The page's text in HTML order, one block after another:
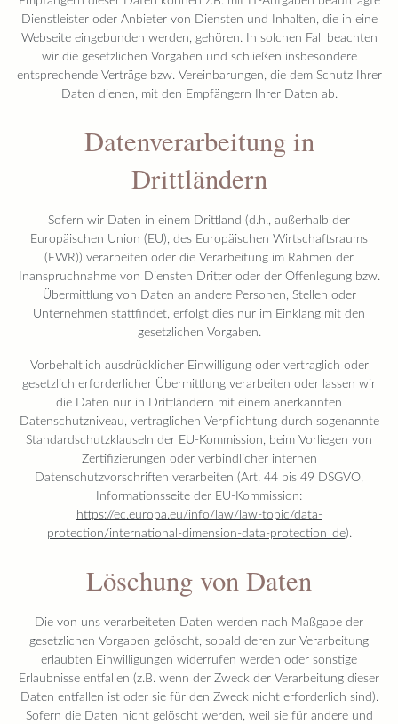
Dienstleister oder Anbieter von Diensten und Inhalten, die in eine
Webseite eingebunden werden, gehören. In solchen Fall beachten
wir die gesetzlichen Vorgaben und schließen insbesondere
entsprechende Verträge bzw. Vereinbarungen, die dem Schutz Ihrer
Daten dienen, mit den Empfängern Ihrer Daten ab.
Datenverarbeitung in
Drittländern
Sofern wir Daten in einem Drittland (d.h., außerhalb der
Europäischen Union (EU), des Europäischen Wirtschaftsraums
(EWR)) verarbeiten oder die Verarbeitung im Rahmen der
Inanspruchnahme von Diensten Dritter oder der Offenlegung bzw.
Übermittlung von Daten an andere Personen, Stellen oder
Unternehmen stattfindet, erfolgt dies nur im Einklang mit den
gesetzlichen Vorgaben.
Vorbehaltlich ausdrücklicher Einwilligung oder vertraglich oder
gesetzlich erforderlicher Übermittlung verarbeiten oder lassen wir
die Daten nur in Drittländern mit einem anerkannten
Datenschutzniveau, vertraglichen Verpflichtung durch sogenannte
Standardschutzklauseln der EU-Kommission, beim Vorliegen von
Zertifizierungen oder verbindlicher internen
Datenschutzvorschriften verarbeiten (Art. 44 bis 49 DSGVO,
Informationsseite der EU-Kommission:
https://ec.europa.eu/info/law/law-topic/data-
protection/international-dimension-data-protection_de).
Löschung von Daten
Die von uns verarbeiteten Daten werden nach Maßgabe der
gesetzlichen Vorgaben gelöscht, sobald deren zur Verarbeitung
erlaubten Einwilligungen widerrufen werden oder sonstige
Erlaubnisse entfallen (z.B. wenn der Zweck der Verarbeitung dieser
Daten entfallen ist oder sie für den Zweck nicht erforderlich sind).
Sofern die Daten nicht gelöscht werden, weil sie für andere und